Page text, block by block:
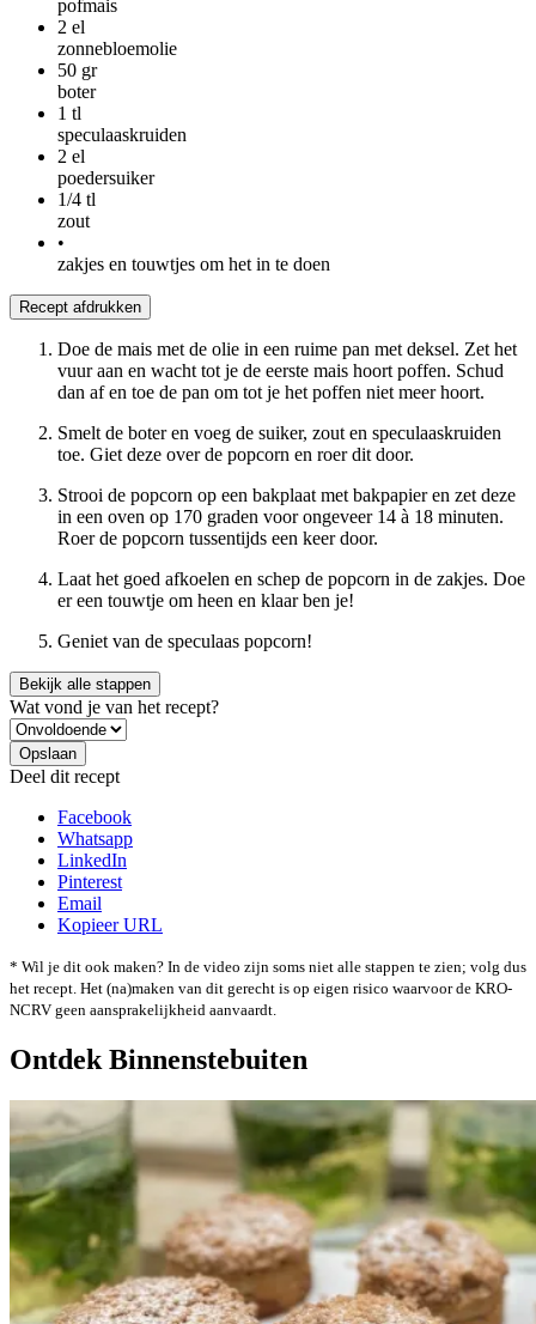
pofmais
2 el
zonnebloemolie
50 gr
boter
1 tl
speculaaskruiden
2 el
poedersuiker
1/4 tl
zout
•
zakjes en touwtjes om het in te doen
Recept afdrukken
Doe de mais met de olie in een ruime pan met deksel. Zet het
vuur aan en wacht tot je de eerste mais hoort poffen. Schud
dan af en toe de pan om tot je het poffen niet meer hoort.
Smelt de boter en voeg de suiker, zout en speculaaskruiden
toe. Giet deze over de popcorn en roer dit door.
Strooi de popcorn op een bakplaat met bakpapier en zet deze
in een oven op 170 graden voor ongeveer 14 à 18 minuten.
Roer de popcorn tussentijds een keer door.
Laat het goed afkoelen en schep de popcorn in de zakjes. Doe
er een touwtje om heen en klaar ben je!
Geniet van de speculaas popcorn!
Bekijk alle stappen
Wat vond je van het recept?
Deel dit recept
Facebook
Whatsapp
LinkedIn
Pinterest
Email
Kopieer URL
* Wil je dit ook maken? In de video zijn soms niet alle stappen te zien; volg dus
het recept. Het (na)maken van dit gerecht is op eigen risico waarvoor de KRO-
NCRV geen aansprakelijkheid aanvaardt.
Ontdek Binnenstebuiten